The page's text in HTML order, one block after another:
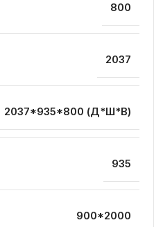
800
2037
2037*935*800 (Д*Ш*В)
935
900*2000